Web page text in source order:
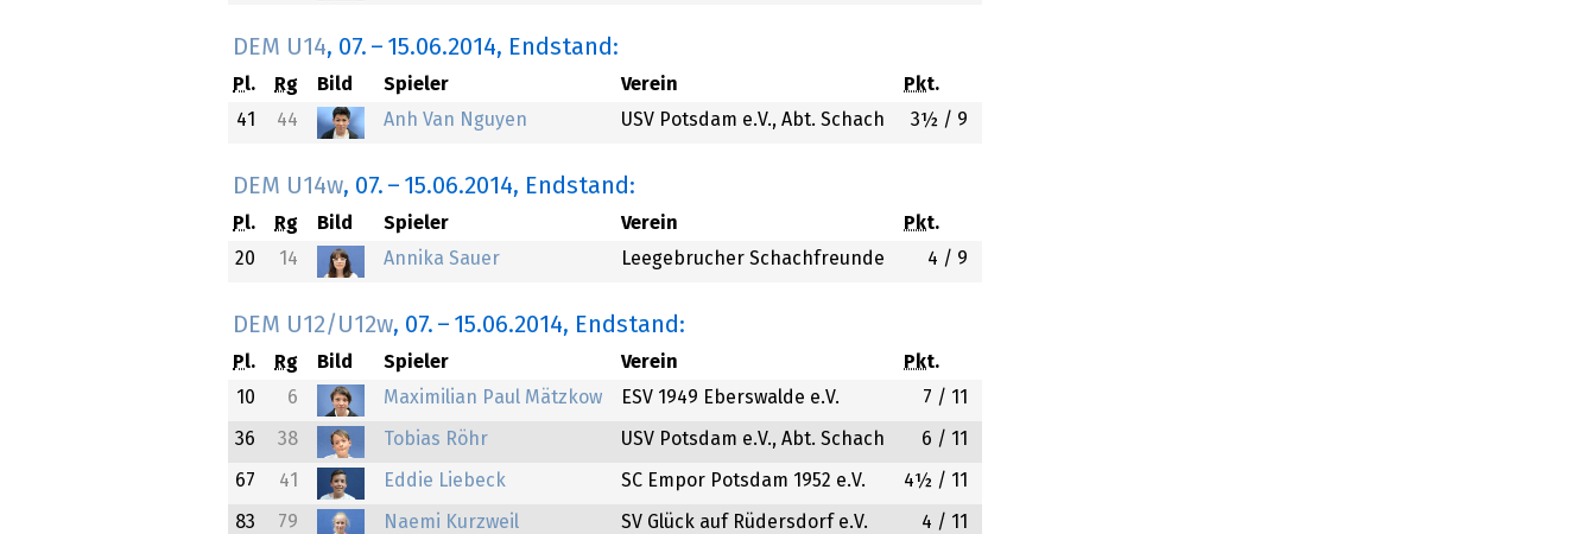
DEM U14, 07. – 15.06.2014, Endstand:
Pl. Rg Bild Spieler Verein
Pkt.
41
44 Anh Van Nguyen USV Potsdam e.V., Abt. Schach 3½ / 9
DEM U14w, 07. – 15.06.2014, Endstand:
Pl. Rg Bild Spieler Verein
Pkt.
20
14 Annika Sauer Leegebrucher Schachfreunde 4 / 9
DEM U12/U12w, 07. – 15.06.2014, Endstand:
Pl. Rg Bild Spieler Verein
Pkt.
10
6 Maximilian Paul Mätzkow ESV 1949 Eberswalde e.V. 7 / 11
36 38 Tobias Röhr USV Potsdam e.V., Abt. Schach 6 / 11
67 41 Eddie Liebeck SC Empor Potsdam 1952 e.V. 4½ / 11
83 79 Naemi Kurzweil SV Glück auf Rüdersdorf e.V. 4 / 11